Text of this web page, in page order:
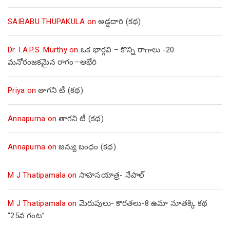
SAIBABU THUPAKULA onఅడ్డదారి (కథ)
Dr. I.A.P.S. Murthyon ఒక భార్గవి – కొన్ని రాగాలు -20
మనోరంజకమైన రాగం—అభేరి
Priya onతాగని టీ (కథ)
Annapurna onతాగని టీ (కథ)
Annapurna onజన్యు బంధం (కథ)
M J Thatipamalaon సాహసయాత్ర- నేపాల్‌
M J Thatipamalaon మెరుపులు- కొరతలు-8 ఉమా నూతక్కి కథ
“25వ గంట”